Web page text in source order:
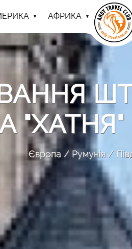
АФРИКА
Європа Румунія